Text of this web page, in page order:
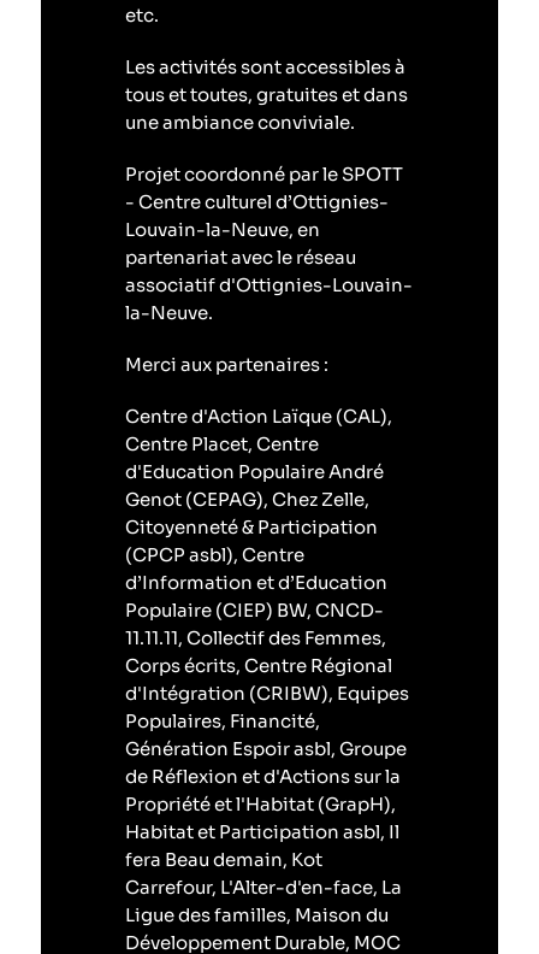
etc.
Les activitéssontaccessibles à
tous et toutes, gratuites et dans
une ambiance conviviale.
Projet coordonné par le SPOTT
- Centre culturel d’Ottignies-
Louvain-la-Neuve, en
partenariat avec le réseau
associatif d'Ottignies-Louvain-
la-Neuve.
Merci aux partenaires :
Centre d'Action Laïque (CAL),
Centre Placet, Centre
d'Education Populaire André
Genot (CEPAG), Chez Zelle,
Citoyenneté & Participation
(CPCP asbl), Centre
d’Information et d’Education
Populaire (CIEP) BW, CNCD-
11.11.11, Collectif des Femmes,
Corps écrits, Centre Régional
d'Intégration (CRIBW), Equipes
Populaires, Financité,
Génération Espoir asbl, Groupe
de Réflexion et d'Actions sur la
Propriété et l'Habitat (GrapH),
Habitat et Participation asbl, Il
fera Beau demain, Kot
Carrefour, L'Alter-d'en-face, La
Ligue des familles, Maison du
Développement Durable, MOC